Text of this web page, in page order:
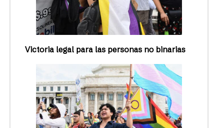
Victoria legal para las personas no binarias